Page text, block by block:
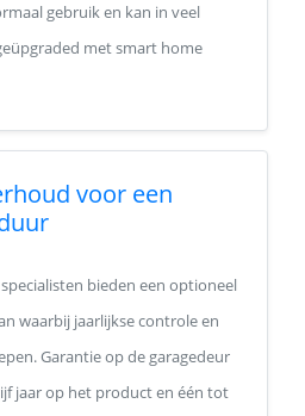
gebruik en kan in veel
met smart home
voor een
bieden een optioneel
waarbij jaarlijkse controle en
Garantie op de garagedeur
jaar op het product en één tot